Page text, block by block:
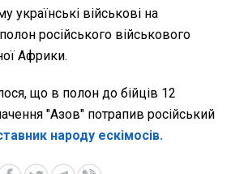
українські військові на
російського військового
Африки.
що в полон до бійців 12
"Азов" потрапив російський
народу ескімосів.